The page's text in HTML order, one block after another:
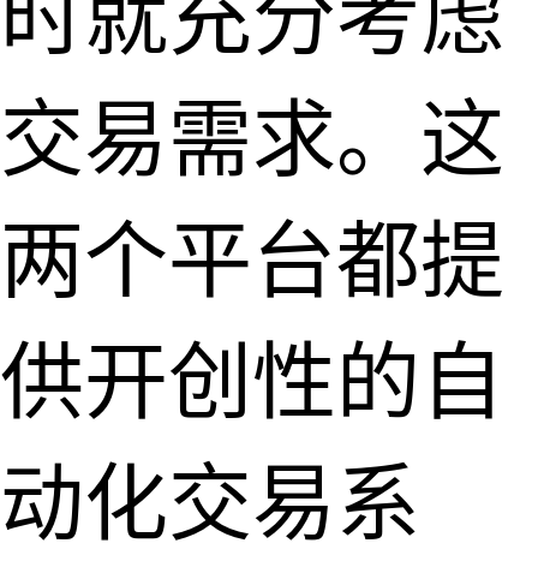
时就充分考虑
交易需求。这
两个平台都提
供开创性的自
动化交易系